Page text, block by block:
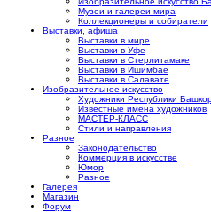
Музеи и галереи мира
Коллекционеры и собиратели
Выставки, афиша
Выставки в мире
Выставки в Уфе
Выставки в Стерлитамаке
Выставки в Ишимбае
Выставки в Салавате
Изобразительное искусство
Художники Республики
Известные имена художников
МАСТЕР-КЛАСС
Стили и направления
Разное
Законодательство
Коммерция в искусстве
Юмор
Разное
Галерея
Магазин
Форум